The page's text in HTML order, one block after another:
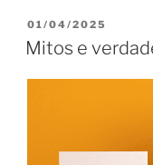
CO:
o
PUBLICADO
EM
01/04/2025
Mitos e